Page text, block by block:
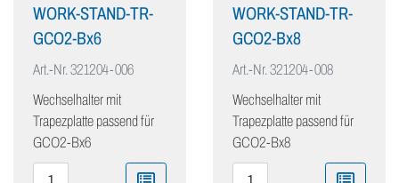
WORK-STAND-TR-
GCO2-Bx6
Art.-Nr.321204-006
Wechselhalter mit
Trapezplatte passend für
GCO2-Bx6
WORK-STAND-TR-
GCO2-Bx8
Art.-Nr.321204-008
Wechselhalter mit
Trapezplatte passend für
GCO2-Bx8